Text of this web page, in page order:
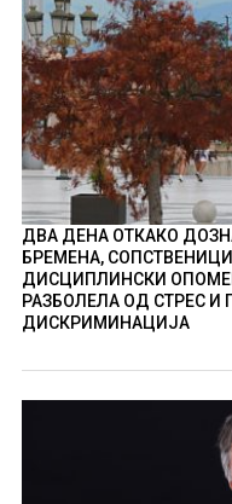
ДВА ДЕНА ОТКАКО
БРЕМЕНА,
ДИСЦИПЛИНСКИ
РАЗБОЛЕЛА ОД СТРЕС И
ДИСКРИМИНАЦИЈА